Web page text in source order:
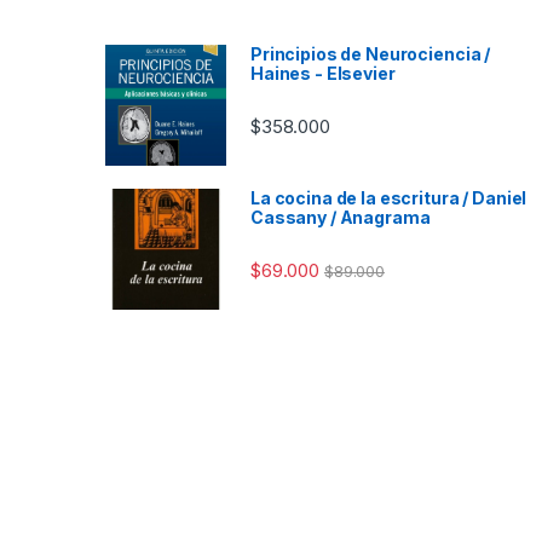
Principios de Neurociencia /
Haines - Elsevier
$358.000
La cocina de la escritura / Daniel
Cassany / Anagrama
$69.000 $89.000